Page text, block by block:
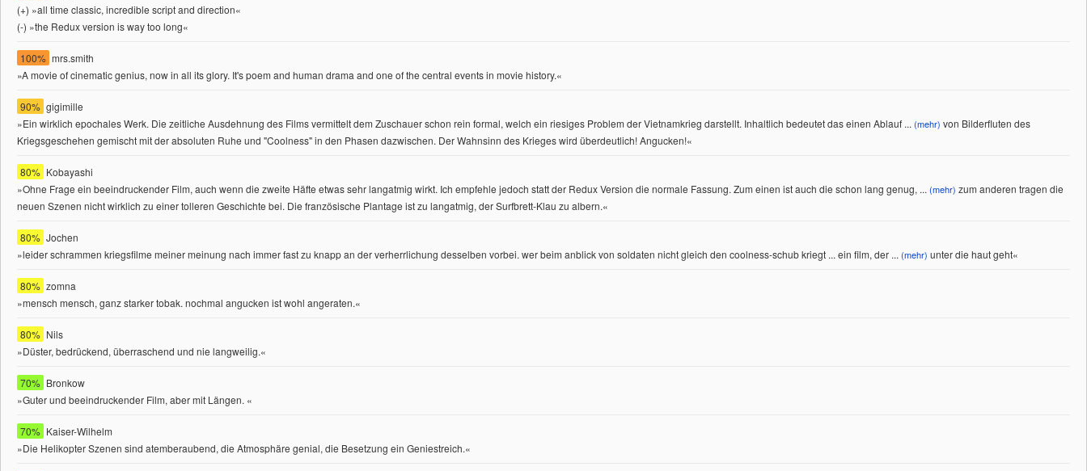
(+) »all time classic, incredible script and direction«
(-) »the Redux version is way too long«
100% mrs.smith
»A movie of cinematic genius, now in all its glory. It's poem and human drama and one of the central events in movie history.«
90% gigimille
»Ein wirklich epochales Werk. Die zeitliche Ausdehnung des Films vermittelt dem Zuschauer schon rein formal, welch ein riesiges Problem der Vietnamkrieg darstellt. Inhaltlich bedeutet das einen Ablauf ... (mehr) von Bilderfluten des
Kriegsgeschehen gemischt mit der absoluten Ruhe und "Coolness" in den Phasen dazwischen. Der Wahnsinn des Krieges wird überdeutlich! Angucken!«
80% Kobayashi
»Ohne Frage ein beeindruckender Film, auch wenn die zweite Häfte etwas sehr langatmig wirkt. Ich empfehle jedoch statt der Redux Version die normale Fassung. Zum einen ist auch die schon lang genug, ... (mehr) zum anderen tragen die
neuen Szenen nicht wirklich zu einer tolleren Geschichte bei. Die französische Plantage ist zu langatmig, der Surfbrett-Klau zu albern.«
80% Jochen
»leider schrammen kriegsfilme meiner meinung nach immer fast zu knapp an der verherrlichung desselben vorbei. wer beim anblick von soldaten nicht gleich den coolness-schub kriegt ... ein film, der ... (mehr) unter die haut geht«
80% zomna
»mensch mensch, ganz starker tobak. nochmal angucken ist wohl angeraten.«
80% Nils
»Düster, bedrückend, überraschend und nie langweilig.«
70% Bronkow
»Guter und beeindruckender Film, aber mit Längen. «
70% Kaiser-Wilhelm
»Die Helikopter Szenen sind atemberaubend, die Atmosphäre genial, die Besetzung ein Geniestreich.«